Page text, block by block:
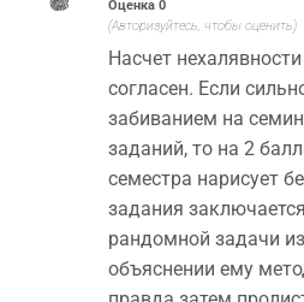
Оценка 0
(Авторизуйтесь, чтобы оценить)
Насчет
согласен. Если
забиванием на
заданий, то на 2
семестра нарисует
задания
рандомной задачи
объяснении ему